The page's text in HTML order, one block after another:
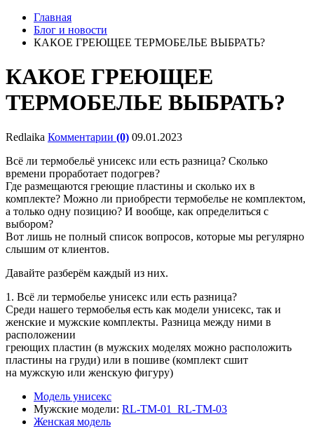
Главная
Блог и новости
КАКОЕ ГРЕЮЩЕЕ ТЕРМОБЕЛЬЕ ВЫБРАТЬ?
КАКОЕ ГРЕЮЩЕЕ
ТЕРМОБЕЛЬЕ ВЫБРАТЬ?
Redlaika Комментарии (0) 09.01.2023
Всё ли термобельё унисекс или есть разница? Сколько
времени проработает подогрев?
Где размещаются греющие пластины и сколько их в
комплекте? Можно ли приобрести термобелье не комплектом,
а только одну позицию? И вообще, как определиться с
выбором?
Вот лишь не полный список вопросов, которые мы регулярно
слышим от клиентов.
Давайте разберём каждый из них.
1. Всё ли термобелье унисекс или есть разница?
Среди нашего термобелья есть как модели унисекс, так и
женские и мужские комплекты. Разница между ними в
расположении
греющих пластин (в мужских моделях можно расположить
пластины на груди) или в пошиве (комплект сшит
на мужскую или женскую фигуру)
Модель унисекс
Мужские модели: RL-TM-01 RL-TM-03
Женская модель